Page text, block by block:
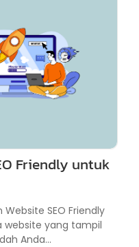
Friendly untuk
SEO Friendly
website yang tampil
Anda...